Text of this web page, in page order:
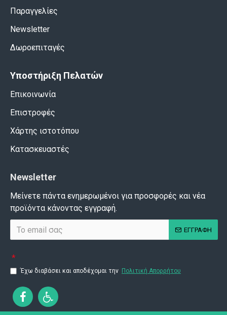
Παραγγελίες
Newsletter
Δωροεπιταγές
Υποστήριξη Πελατών
Επικοινωνία
Επιστροφές
Χάρτης ιστοτόπου
Κατασκευαστές
Newsletter
Μείνετε πάντα ενημερωμένοι για προσφορές και νέα
προϊόντα κάνοντας εγγραφή.
ΕΓΓΡΑΦΗ
Έχω διαβάσει και αποδέχομαι την Πολιτική Απορρήτου